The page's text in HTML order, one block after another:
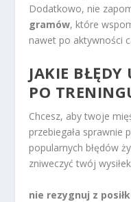
Dodatkowo, nie
gramów, które
nawet po aktywności
JAKIE
PO
Chcesz, aby twoje
przebiegała sprawnie
popularnych błędów
zniweczyć twój
nie rezygnuj z